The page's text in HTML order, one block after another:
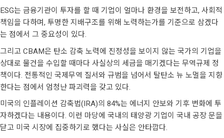
ESG는 금융기관이 투자를 할 때 기업이 얼마나 환경을 보전하고, 사회적
책임을 다하며, 투명한 지배구조를 위해 노력하는가를 기준으로 삼겠다
는 점에서 그 중요성이 있다.
그리고 CBAM은 탄소 감축 노력에 진정성을 보이지 않는 국가의 기업을
상대로 물건을 수입할 때마다 사실상의 세금을 매기겠다는 무역규제 정
책이다. 전통적인 국제무역 질서와 규범을 넘어서 탈탄소 뉴 노멀을 지향
한다는 점에서 엄청난 파괴력을 갖고 있다.
미국의 인플레이션 감축법(IRA)의 84%는 에너지 안보와 기후 변화에 투
자하겠다는 내용이다. 이런 마당에 국내의 태양광 기업이 국내 공장 문을
닫고 미국 시장에 집중하기로 했다는 사실은 안타깝다.